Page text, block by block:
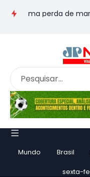
perda de
Mundo Brasil
sexta-